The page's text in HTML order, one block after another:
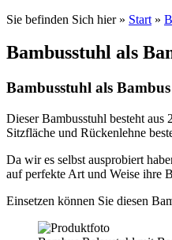
Sie befinden Sich hier » Start »
Bambusstuhl als
Bambusstuhl als
Dieser Bambusstuhl besteht
Sitzfläche und Rückenlehne
Da wir es selbst ausprobiert
auf perfekte Art und Weise ihre
Einsetzen können Sie diesen